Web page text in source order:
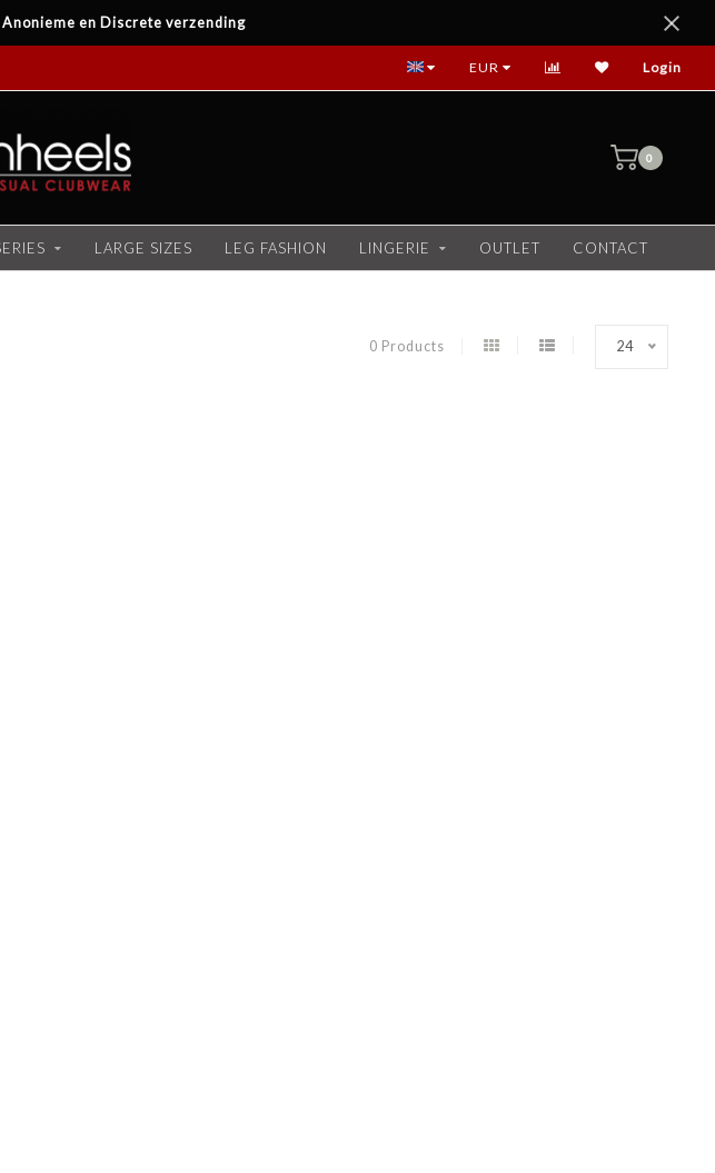
en Discrete verzending
EUR Login
0
LARGE SIZES LEG FASHION LINGERIE OUTLET CONTACT
0 Products 24